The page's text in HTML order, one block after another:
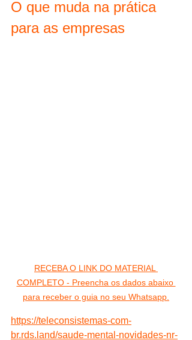
O que muda na prática
para as empresas
RECEBA O LINK DO MATERIAL
COMPLETO - Preencha os dados abaixo
para receber o guia no seu Whatsapp.
https://teleconsistemas-com-
br.rds.land/saude-mental-novidades-nr-